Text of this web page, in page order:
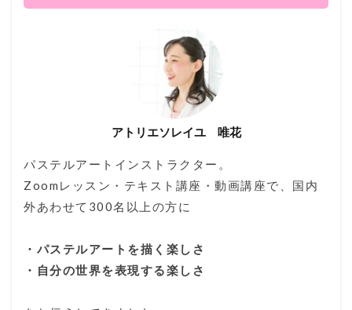
アトリエソレイユ 唯花
パステルアートインストラクター。
Zoomレッスン・テキスト講座・動画講座で、国内
外あわせて300名以上の方に
・パステルアートを描く楽しさ
・自分の世界を表現する楽しさ